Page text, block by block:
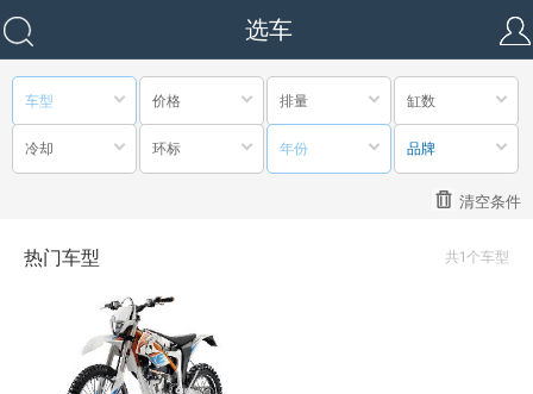
选车
车型 价格 排量 缸数
冷却 环标 年份 品牌
清空条件
热门车型 共1个车型